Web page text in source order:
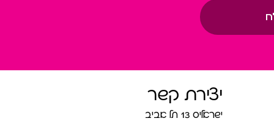
יצירת קשר
ישראליס 13 תל אביב